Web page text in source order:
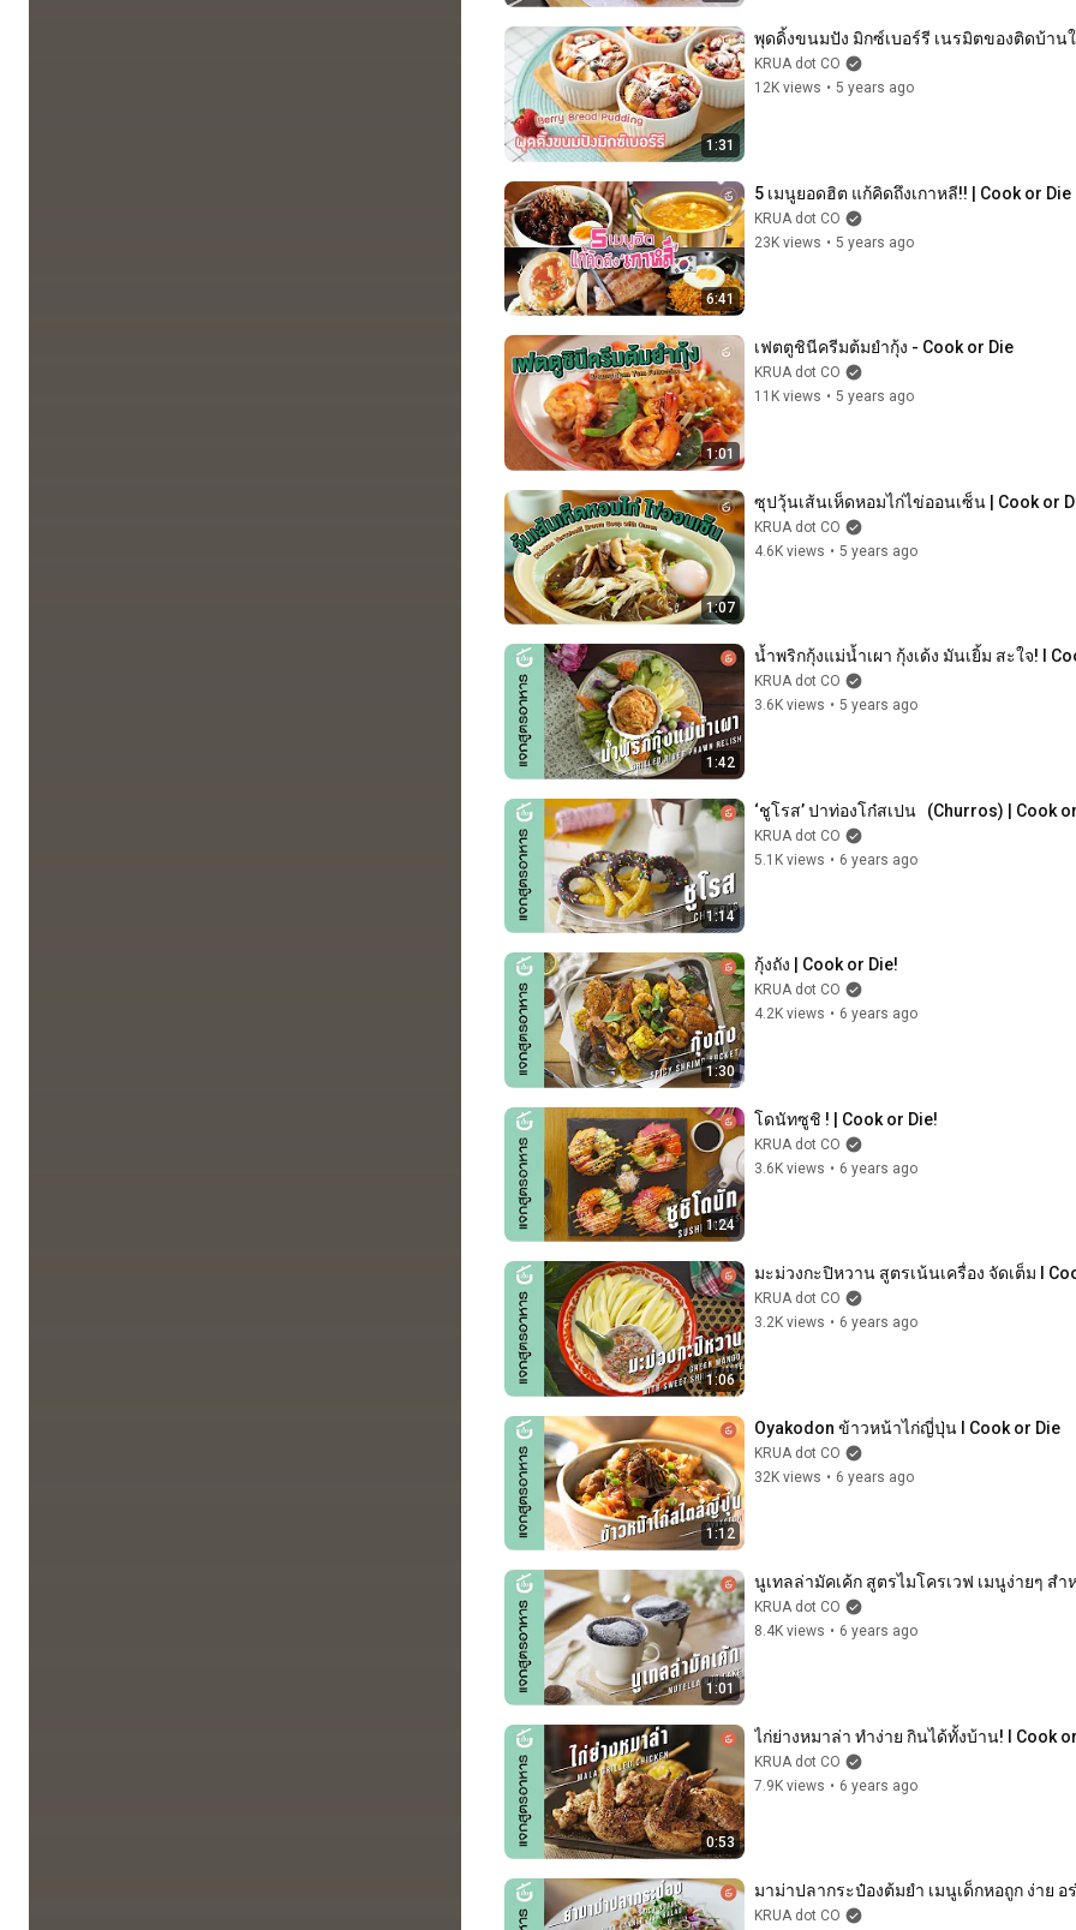
1:31
พุดดิ้งขนมปัง มิกซ์เบอร์รี เนรมิตของติดบ้าน
KRUA dot CO
12K views • 5 years ago
6:41
5 เมนูยอดฮิต แก้คิดถึงเกาหลี!! | Cook or Die
KRUA dot CO
23K views • 5 years ago
1:01
เฟตตูชินีครีมต้มยำกุ้ง - Cook or Die
KRUA dot CO
11K views • 5 years ago
1:07
ซุปวุ้นเส้นเห็ดหอมไก่ไข่ออนเซ็น | Cook or
KRUA dot CO
4.6K views • 5 years ago
1:42
น้ำพริกกุ้งแม่น้ำเผา กุ้งเด้ง มันเยิ้ม สะใจ! l
KRUA dot CO
3.6K views • 5 years ago
1:14
‘ชูโรส’ ปาท่องโก๋สเปน   (Churros) | Cook
KRUA dot CO
5.1K views • 6 years ago
1:30
กุ้งถัง | Cook or Die!
KRUA dot CO
4.2K views • 6 years ago
1:24
โดนัทซูชิ ! | Cook or Die!
KRUA dot CO
3.6K views • 6 years ago
1:06
มะม่วงกะปิหวาน สูตรเน้นเครื่อง จัดเต็ม l
KRUA dot CO
3.2K views • 6 years ago
1:12
Oyakodon ข้าวหน้าไก่ญี่ปุ่น l Cook or Die
KRUA dot CO
32K views • 6 years ago
1:01
นูเทลล่ามัคเค้ก สูตรไมโครเวฟ เมนูง่ายๆ ส
KRUA dot CO
8.4K views • 6 years ago
0:53
ไก่ย่างหมาล่า ทำง่าย กินได้ทั้งบ้าน! l Cook
KRUA dot CO
7.9K views • 6 years ago
มาม่าปลากระป๋องต้มยำ เมนูเด็กหอถูก ง่าย อ
KRUA dot CO